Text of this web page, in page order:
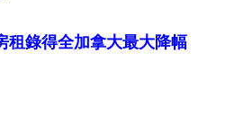
租錄得全加拿大最大降幅